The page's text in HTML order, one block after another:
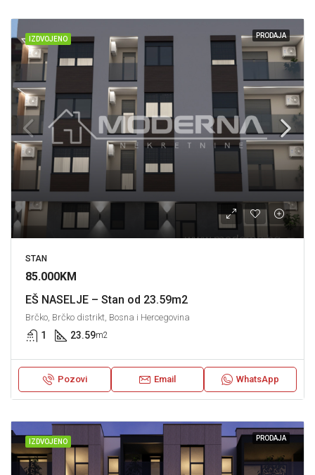
IZDVOJENO PRODAJA
STAN
85.000KM
EŠ NASELJE – Stan od 23.59m2
Brčko, Brčko distrikt, Bosna i Hercegovina
1 23.59m2
Pozovi Email WhatsApp
IZDVOJENO PRODAJA